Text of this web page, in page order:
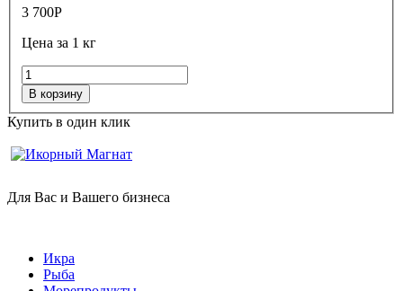
3 700Р
Цена за 1 кг
В корзину
Купить в один клик
Для Вас и Вашего бизнеса
Икра
Рыба